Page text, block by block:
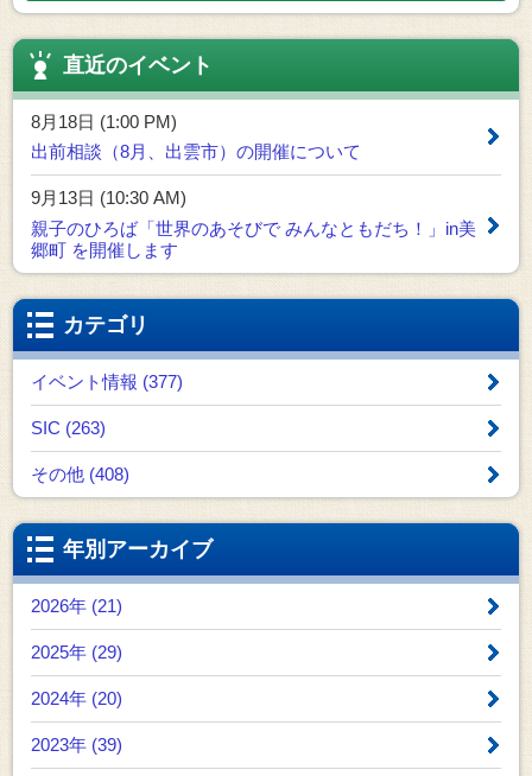
直近のイベント
8月18日 (1:00 PM)
出前相談（8月、出雲市）の開催について
9月13日 (10:30 AM)
親子のひろば「世界のあそびで みんなともだち！」in美
郷町 を開催します
カテゴリ
イベント情報 (377)
SIC (263)
その他 (408)
年別アーカイブ
2026年 (21)
2025年 (29)
2024年 (20)
2023年 (39)